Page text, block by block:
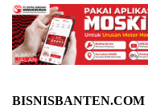
BISNISBANTEN.COM